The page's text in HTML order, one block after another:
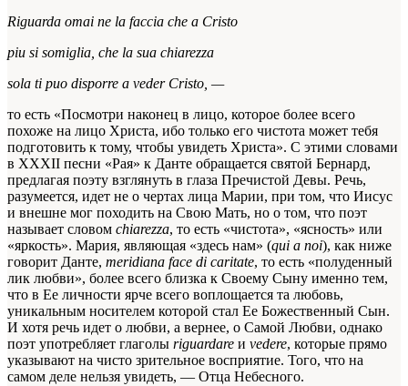
Riguarda omai ne la faccia che a Cristo
piu si somiglia, che la sua chiarezza
sola ti puo disporre a veder Cristo, —
то есть «Посмотри наконец в лицо, которое более всего
похоже на лицо Христа, ибо только его чистота может тебя
подготовить к тому, чтобы увидеть Христа». С этими словами
в XXXII песни «Рая» к Данте обращается святой Бернард,
предлагая поэту взглянуть в глаза Пречистой Девы. Речь,
разумеется, идет не о чертах лица Марии, при том, что Иисус
и внешне мог походить на Свою Мать, но о том, что поэт
называет словом chiarezza, то есть «чистота», «ясность» или
«яркость». Мария, являющая «здесь нам» (qui a noi), как ниже
говорит Данте, meridiana face di caritate, то есть «полуденный
лик любви», более всего близка к Своему Сыну именно тем,
что в Ее личности ярче всего воплощается та любовь,
уникальным носителем которой стал Ее Божественный Сын.
И хотя речь идет о любви, а вернее, о Самой Любви, однако
поэт употребляет глаголы riguardare и vedere, которые прямо
указывают на чисто зрительное восприятие. Того, что на
самом деле нельзя увидеть, — Отца Небесного.